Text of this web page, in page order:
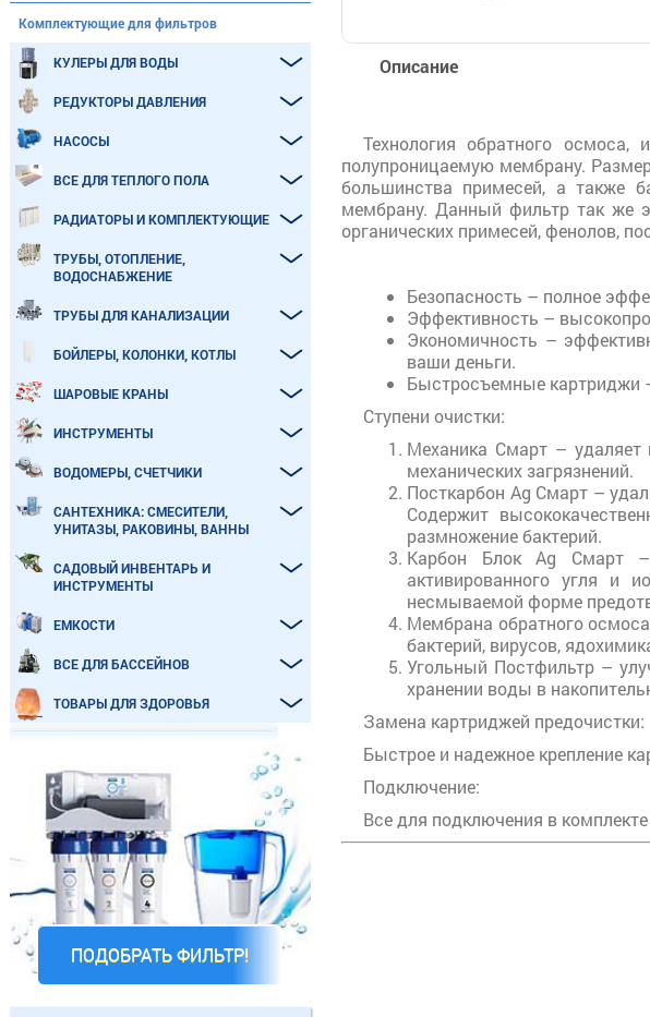
Описание
Технология обратного осмоса,
полупроницаемую мембрану.
большинства примесей, а также
мембрану. Данный фильтр так же
органических примесей, фенолов,
Безопасность – полное
Эффективность –
Экономичность –
ваши деньги.
Быстросъемные картриджи
Ступени очистки:
Механика Смарт –
механических загрязнений.
Посткарбон Ag Смарт –
Содержит
размножение бактерий.
Карбон Блок Ag Смарт –
активированного угля и
несмываемой форме
Мембрана обратного
бактерий, вирусов,
Угольный Постфильтр –
хранении воды в
Замена картриджей предочистки:
Быстрое и надежное крепление
Подключение:
Все для подключения в
Комплектующие для фильтров
КУЛЕРЫ ДЛЯ ВОДЫ
РЕДУКТОРЫ ДАВЛЕНИЯ
НАСОСЫ
ВСЕ ДЛЯ ТЕПЛОГО ПОЛА
РАДИАТОРЫ И КОМПЛЕКТУЮЩИЕ
ТРУБЫ, ОТОПЛЕНИЕ,
ВОДОСНАБЖЕНИЕ
ТРУБЫ ДЛЯ КАНАЛИЗАЦИИ
БОЙЛЕРЫ, КОЛОНКИ, КОТЛЫ
ШАРОВЫЕ КРАНЫ
ИНСТРУМЕНТЫ
ВОДОМЕРЫ, СЧЕТЧИКИ
САНТЕХНИКА: СМЕСИТЕЛИ,
УНИТАЗЫ, РАКОВИНЫ, ВАННЫ
САДОВЫЙ ИНВЕНТАРЬ И
ИНСТРУМЕНТЫ
ЕМКОСТИ
ВСЕ ДЛЯ БАССЕЙНОВ
ТОВАРЫ ДЛЯ ЗДОРОВЬЯ
ПОДОБРАТЬ ФИЛЬТР!